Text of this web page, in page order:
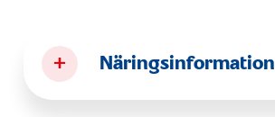
+ Näringsinformation